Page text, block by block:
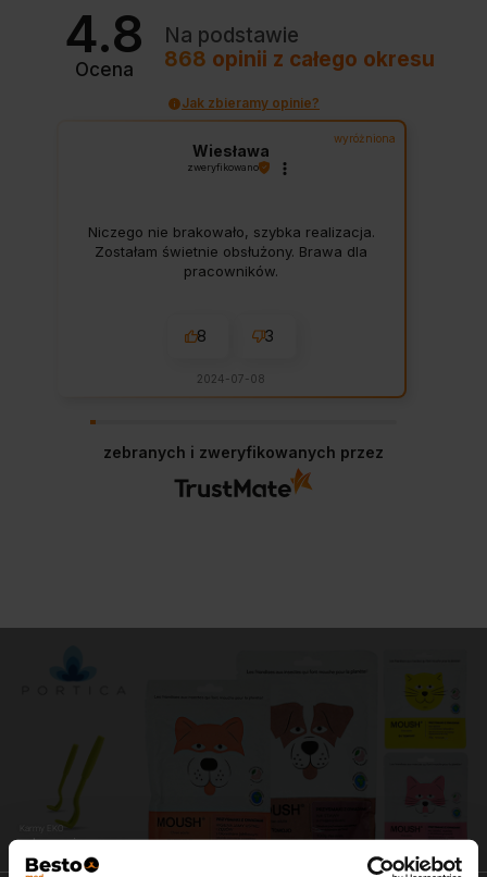
4.8
Ocena
Na podstawie
868 opinii z całego okresu
Jak zbieramy opinie?
wyróżniona
Wiesława
zweryfikowano
Niczego nie brakowało, szybka realizacja.
Zostałam świetnie obsłużony. Brawa dla
pracowników.
8 3
2024-07-08
zebranych i zweryfikowanych przez
Karmy EKO
zdrowe i pyszne